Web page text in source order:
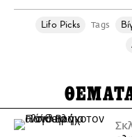
Lifo Picks Tags